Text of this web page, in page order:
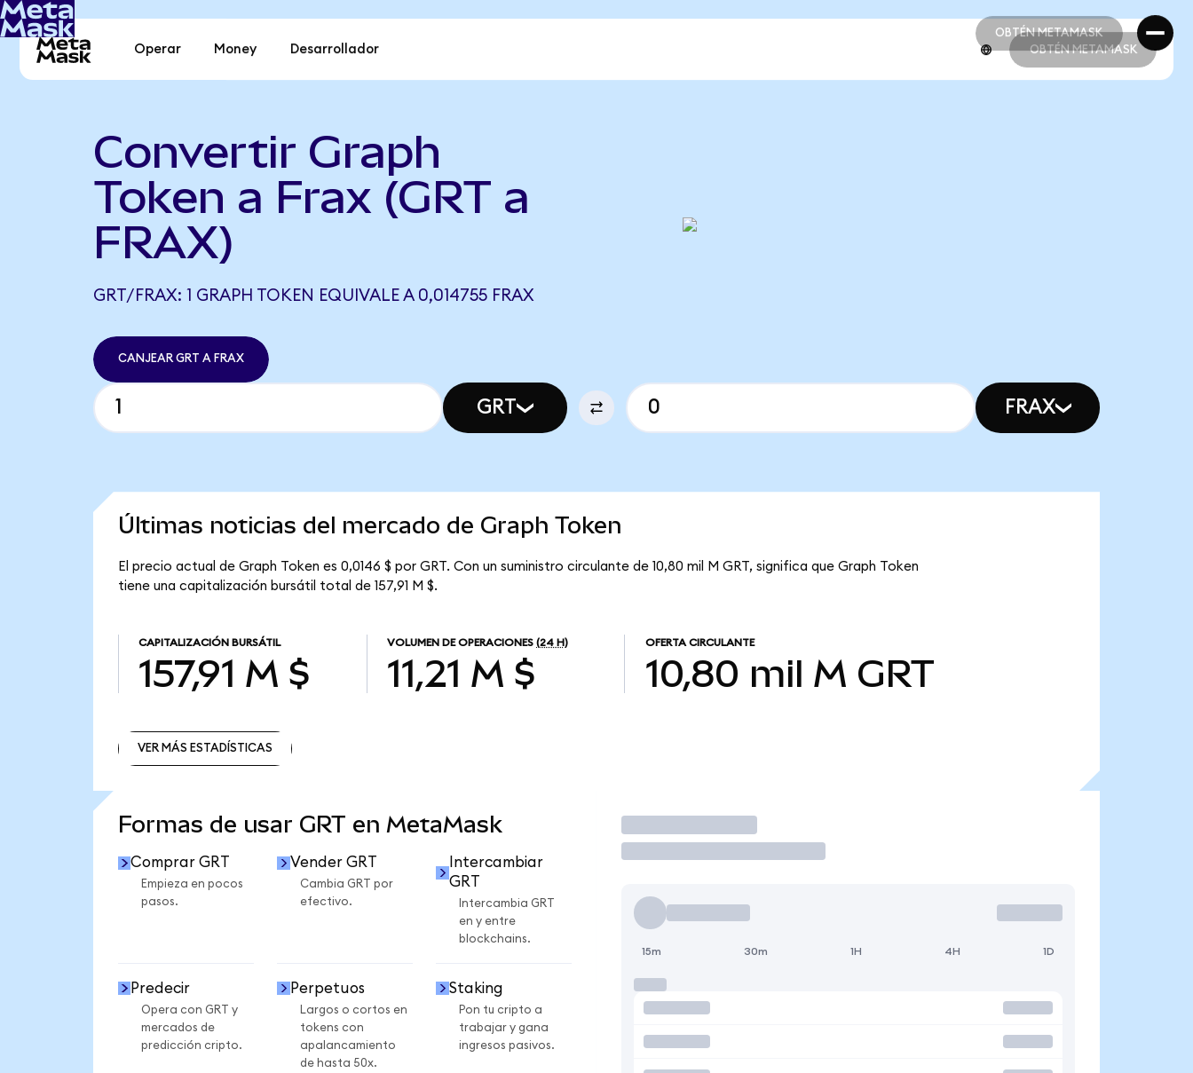
OBTÉN METAMASK
OBTÉN METAMASK
Operar Money Desarrollador OBTÉN METAMASK
Convertir Graph
Token a Frax (GRT a
FRAX)
GRT/FRAX: 1 GRAPH TOKEN EQUIVALE A 0,014755 FRAX
CANJEAR GRT A FRAX
GRT FRAX
Últimas noticias del mercado de Graph Token
El precio actual de Graph Token es 0,0146 $ por GRT. Con un suministro circulante de 10,80 mil M GRT, significa que Graph Token
tiene una capitalización bursátil total de 157,91 M $.
CAPITALIZACIÓN BURSÁTIL
157,91 M $
VOLUMEN DE OPERACIONES (24 H)
11,21 M $
OFERTA CIRCULANTE
10,80 mil M GRT
VER MÁS ESTADÍSTICAS
Formas de usar GRT en MetaMask
Comprar GRT
Empieza en pocos
pasos.
Vender GRT
Cambia GRT por
efectivo.
Intercambiar
GRT
Intercambia GRT
en y entre
blockchains.
Predecir
Opera con GRT y
mercados de
predicción cripto.
Perpetuos
Largos o cortos en
tokens con
apalancamiento
de hasta 50x.
Staking
Pon tu cripto a
trabajar y gana
ingresos pasivos.
Operar
15m 30m 1H 4H 1D